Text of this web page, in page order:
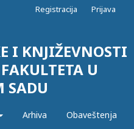
I KNJIŽEVNOSTI
U
SADU
Arhiva Obaveštenja
Registracija Prijava